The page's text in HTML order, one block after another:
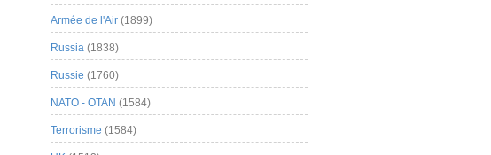
Armée de l'Air (1899)
Russia (1838)
Russie (1760)
NATO - OTAN (1584)
Terrorisme (1584)